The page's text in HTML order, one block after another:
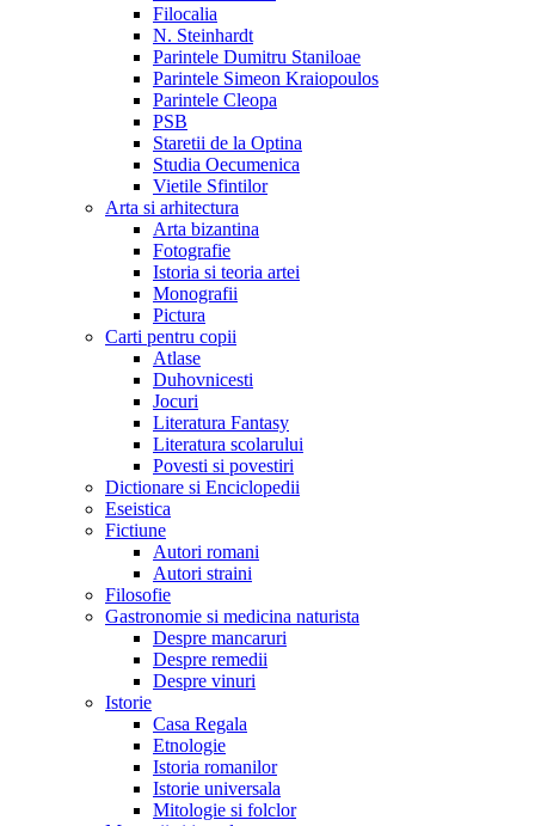
Filocalia
N. Steinhardt
Parintele Dumitru Staniloae
Parintele Simeon Kraiopoulos
Parintele Cleopa
PSB
Staretii de la Optina
Studia Oecumenica
Vietile Sfintilor
Arta si arhitectura
Arta bizantina
Fotografie
Istoria si teoria artei
Monografii
Pictura
Carti pentru copii
Atlase
Duhovnicesti
Jocuri
Literatura Fantasy
Literatura scolarului
Povesti si povestiri
Dictionare si Enciclopedii
Eseistica
Fictiune
Autori romani
Autori straini
Filosofie
Gastronomie si medicina naturista
Despre mancaruri
Despre remedii
Despre vinuri
Istorie
Casa Regala
Etnologie
Istoria romanilor
Istorie universala
Mitologie si folclor